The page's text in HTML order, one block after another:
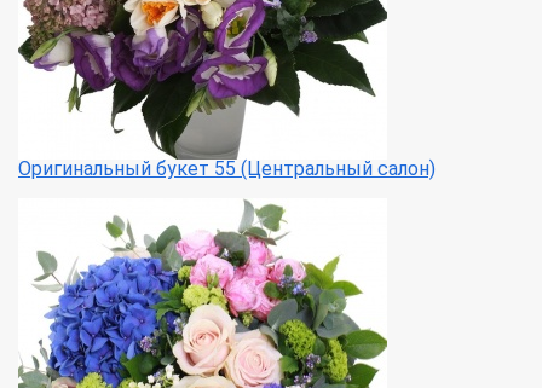
Оригинальный букет 55 (Центральный салон)